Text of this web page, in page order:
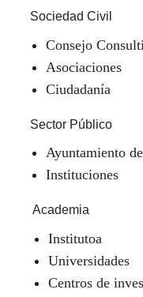
Sociedad Civil
Consejo
Asociaciones
Ciudadanía
Sector Público
Ayuntamiento
Instituciones
Academia
Institutoa
Universidades
Centros de